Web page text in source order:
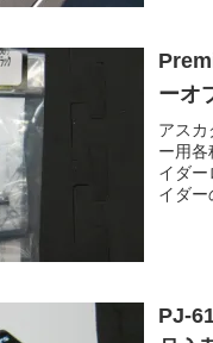
ーオ
アス
ー用
イダー
イダー
PJ-